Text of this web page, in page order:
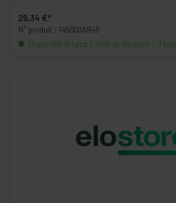
29,34 €*
N° produit : 145000AB40
Disponible (61 pcs.), délai de livraison 1-3